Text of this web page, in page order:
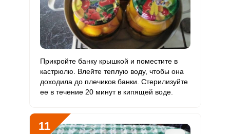
Прикройте банку крышкой и поместите в
кастрюлю. Влейте теплую воду, чтобы она
доходила до плечиков банки. Стерилизуйте
ее в течение 20 минут в кипящей воде.
11